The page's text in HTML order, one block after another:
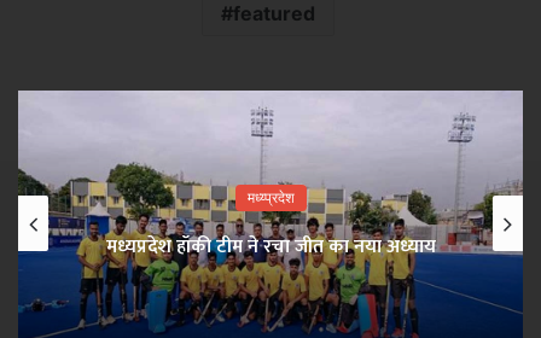
featured
मध्य्प्रदेश
मध्यप्रदेश हॉकी टीम ने रचा जीत का नया अध्याय